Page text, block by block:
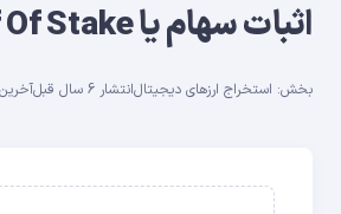
اثبات سهام یا Proof Of Stake چیست؟
بخش: استخراج ارزهای دیجیتالانتشار 6 سال قبل آخرین